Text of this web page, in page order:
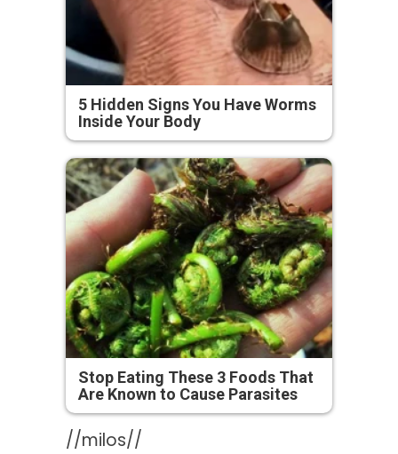
5 Hidden Signs You Have Worms
Inside Your Body
Stop Eating These 3 Foods That
Are Known to Cause Parasites
//milos//